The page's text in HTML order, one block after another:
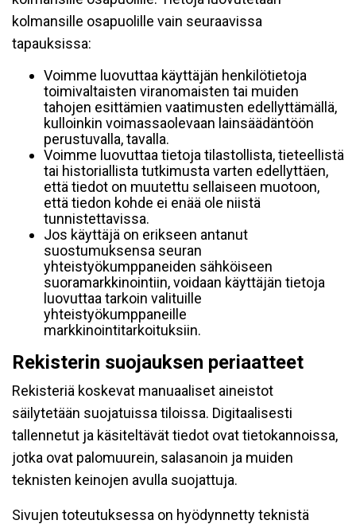
kolmansille osapuolille vain seuraavissa
tapauksissa:
Voimme luovuttaa käyttäjän henkilötietoja
toimivaltaisten viranomaisten tai muiden
tahojen esittämien vaatimusten edellyttämällä,
kulloinkin voimassaolevaan lainsäädäntöön
perustuvalla, tavalla.
Voimme luovuttaa tietoja tilastollista, tieteellistä
tai historiallista tutkimusta varten edellyttäen,
että tiedot on muutettu sellaiseen muotoon,
että tiedon kohde ei enää ole niistä
tunnistettavissa.
Jos käyttäjä on erikseen antanut
suostumuksensa seuran
yhteistyökumppaneiden sähköiseen
suoramarkkinointiin, voidaan käyttäjän tietoja
luovuttaa tarkoin valituille
yhteistyökumppaneille
markkinointitarkoituksiin.
Rekisterin suojauksen periaatteet
Rekisteriä koskevat manuaaliset aineistot
säilytetään suojatuissa tiloissa. Digitaalisesti
tallennetut ja käsiteltävät tiedot ovat tietokannoissa,
jotka ovat palomuurein, salasanoin ja muiden
teknisten keinojen avulla suojattuja.
Sivujen toteutuksessa on hyödynnetty teknistä